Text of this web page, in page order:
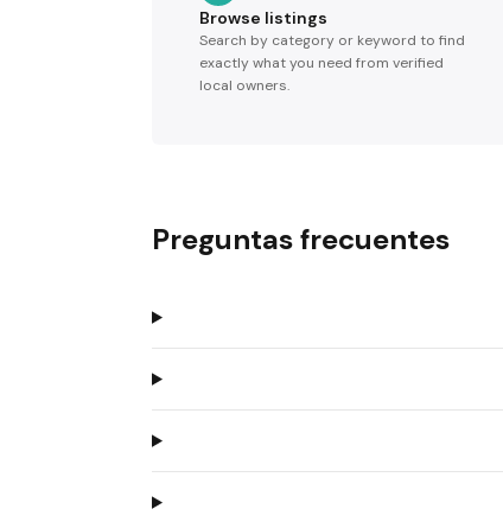
Browse listings
Search by category or keyword to find
exactly what you need from verified
local owners.
Preguntas frecuentes